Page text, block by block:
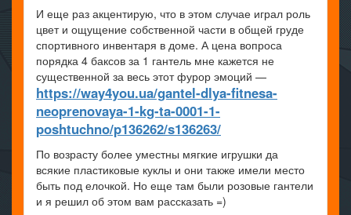
И еще раз акцентирую, что в этом случае играл роль
цвет и ощущение собственной части в общей груде
спортивного инвентаря в доме. А цена вопроса
порядка 4 баксов за 1 гантель мне кажется не
существенной за весь этот фурор эмоций —
https://way4you.ua/gantel-dlya-fitnesa-
neoprenovaya-1-kg-ta-0001-1-
poshtuchno/p136262/s136263/
По возрасту более уместны мягкие игрушки да
всякие пластиковые куклы и они также имели место
быть под елочкой. Но еще там были розовые гантели
и я решил об этом вам рассказать =)